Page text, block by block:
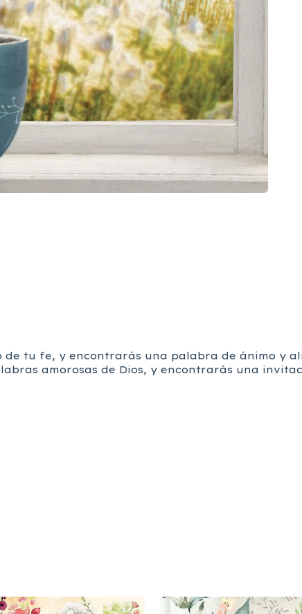
de tu fe, y encontrarás una palabra de ánimo y
amorosas de Dios, y encontrarás una